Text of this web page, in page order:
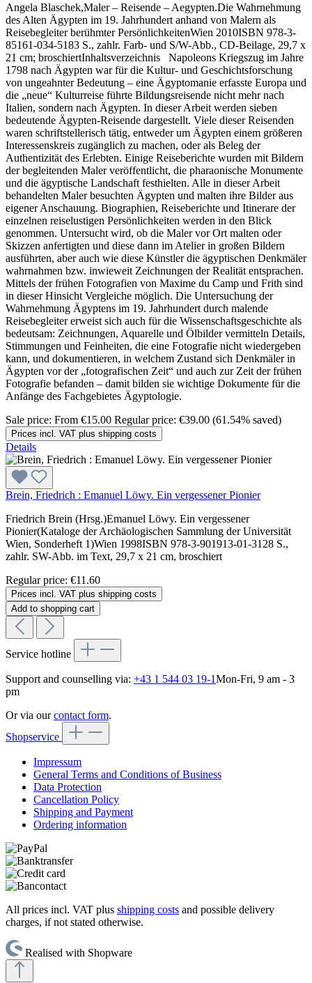
Angela Blaschek,Maler – Reisende – Aegypten.Die Wahrnehmung
des Alten Ägypten im 19. Jahrhundert anhand von Malern als
Reisebegleiter berühmter PersönlichkeitenWien 2010ISBN 978-3-
85161-034-5183 S., zahlr. Farb- und S/W-Abb., CD-Beilage, 29,7 x
21 cm; broschiertInhaltsverzeichnis Napoleons Kriegszug im Jahre
1798 nach Ägypten war für die Kultur- und Geschichtsforschung
von ungeahnter Bedeutung – eine Ägyptomanie erfasste Europa und
die „neue“ Kulturreise führte Bildungsreisende nicht mehr nach
Italien, sondern nach Ägypten. In dieser Arbeit werden sieben
bedeutende Ägypten-Reisende dargestellt. Viele dieser Reisenden
waren schriftstellerisch tätig, entweder um Ägypten einem größeren
Interessenskreis zugänglich zu machen, oder als Beleg der
Authentizität des Erlebten. Einige Reiseberichte wurden mit Bildern
der begleitenden Maler veröffentlicht, die pharaonische Monumente
und die ägyptische Landschaft festhielten. Alle in dieser Arbeit
behandelten Maler besuchten Ägypten und malten ihre Bilder aus
eigener Anschauung. Biographien, Reiseberichte und Itinerare der
einzelnen reiselustigen Persönlichkeiten werden in den Blick
genommen. Untersucht wird, ob die Maler vor Ort malten oder
Skizzen anfertigten und diese dann im Atelier in großen Bildern
ausführten, aber auch wie diese Künstler die ägyptischen Denkmäler
wahrnahmen bzw. inwieweit Zeichnungen der Realität entsprachen.
Mittels der frühen Fotografien von Maxime du Camp und Frith sind
in dieser Hinsicht Vergleiche möglich. Die Untersuchung der
Wahrnehmung Ägyptens im 19. Jahrhundert durch malende
Reisebegleiter erweist sich auch für die Wissenschaftsgeschichte als
bedeutsam: Zeichnungen, Aquarelle und Ölbilder vermitteln Details,
Stimmungen und Feinheiten, die eine Fotografie nicht wiedergeben
kann, und dokumentieren, in welchem Zustand sich Denkmäler in
Ägypten vor der „fotografischen Zeit“ und auch zur Zeit der frühen
Fotografie befanden – damit bilden sie wichtige Dokumente für die
Anfänge des Fachgebietes Ägyptologie.
Sale price: From €15.00 Regular price: €39.00 (61.54% saved)
Prices incl. VAT plus shipping costs
Details
Brein, Friedrich : Emanuel Löwy. Ein vergessener Pionier
Friedrich Brein (Hrsg.)Emanuel Löwy. Ein vergessener
Pionier(Kataloge der Archäologischen Sammlung der Universität
Wien, Sonderheft 1)Wien 1998ISBN 978-3-901913-01-3128 S.,
zahlr. SW-Abb. im Text, 29,7 x 21 cm, broschiert
Regular price: €11.60
Prices incl. VAT plus shipping costs
Add to shopping cart
Service hotline
Support and counselling via: +43 1 544 03 19-1Mon-Fri, 9 am - 3
pm
Or via ourcontact form.
Shopservice
Impressum
General Terms and Conditions of Business
Data Protection
Cancellation Policy
Shipping and Payment
Ordering information
All prices incl. VAT plus shipping costs and possible delivery
charges, if not stated otherwise.
Realised with Shopware